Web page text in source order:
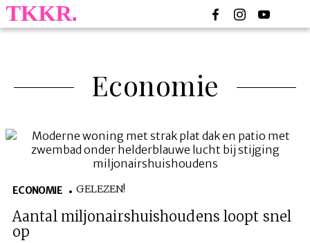
Economie
ECONOMIE GELEZEN!
Aantal miljonairshuishoudens loopt snel
op